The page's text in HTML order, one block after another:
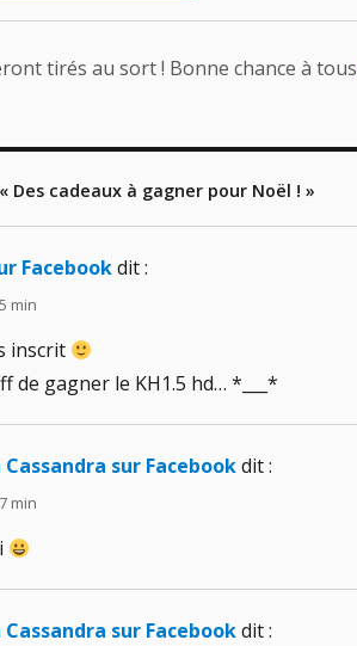
tirés au sort ! Bonne chance à tous
Des cadeaux à gagner pour Noël ! »
Facebookdit :
min
inscrit
de gagner le KH1.5 hd… *___*
sur Facebookdit :
min
sur Facebookdit :